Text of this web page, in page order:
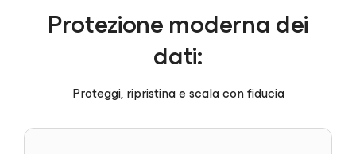
Protezione moderna dei
dati:
Proteggi, ripristina e scala con fiducia